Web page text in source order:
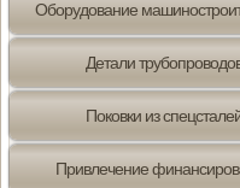
Оборудование
Детали
Поковки из
Привлечение